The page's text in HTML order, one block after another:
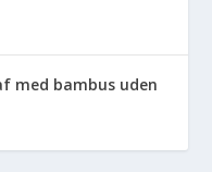
med bambus uden